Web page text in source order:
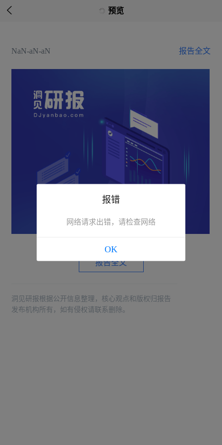
 预览
NaN-aN-aN 报告全文
报告全文
洞见研报根据公开信息整理，核心观点和版权归报告
发布机构所有，如有侵权请联系删除。
报错
网络请求出错，请检查网络
OK